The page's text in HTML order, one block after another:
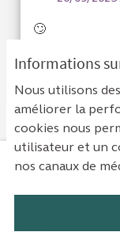
Informations
Nous utilisons
améliorer la
cookies nous
utilisateur et un
nos canaux de
🙄